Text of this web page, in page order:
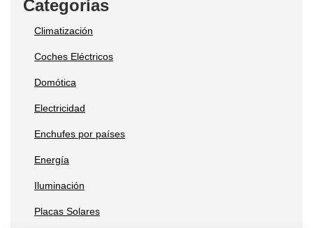
Categorías
Climatización
Coches Eléctricos
Domótica
Electricidad
Enchufes por países
Energía
Iluminación
Placas Solares